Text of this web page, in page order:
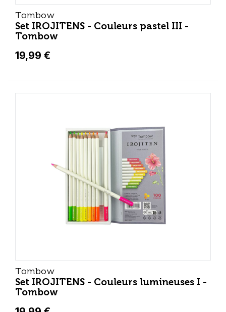
Tombow
Set IROJITENS - Couleurs pastel III -
Tombow
19,99 €
Tombow
Set IROJITENS - Couleurs lumineuses I -
Tombow